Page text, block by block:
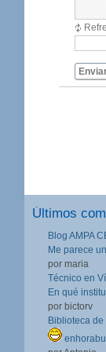
Últimos
Blog AMPA
Me parece
por maria
Técnico en
En qué
por bictorv
Biblioteca de